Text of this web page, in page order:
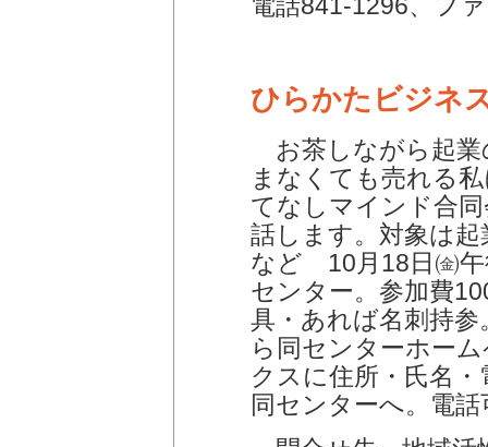
ひらかたビジネ
お茶しながら起業
まなくても売れる
てなしマインド合
話します。対象は
など 10月18日㈮午
センター。参加費
具・あれば名刺持
ら同センターホー
クスに住所・氏名
同センターへ。電